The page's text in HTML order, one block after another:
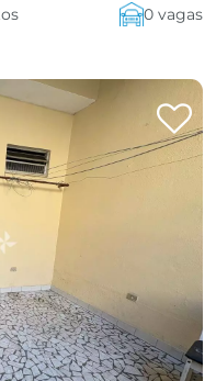
0 vagas